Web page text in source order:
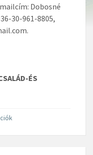
Dobosné
30-961-8805,
ÉS